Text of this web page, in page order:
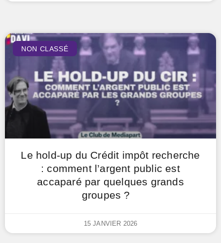
NON CLASSÉ
Le hold-up du Crédit impôt recherche
: comment l’argent public est
accaparé par quelques grands
groupes ?
15 JANVIER 2026